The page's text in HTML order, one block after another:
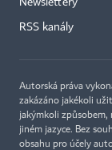
Newslettery
RSS kanály
Autorská práva
zakázáno jakékoli
jakýmkoli způsobem,
jiném jazyce. Bez
obsahu pro účely